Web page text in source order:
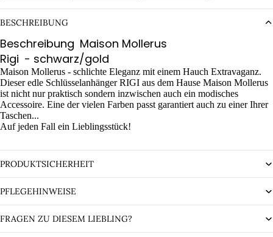
BESCHREIBUNG
Beschreibung Maison Mollerus
Rigi - schwarz/gold
Maison Mollerus - schlichte Eleganz mit einem Hauch Extravaganz.
Dieser edle Schlüsselanhänger RIGI aus dem Hause Maison Mollerus
ist nicht nur praktisch sondern inzwischen auch ein modisches
Accessoire. Eine der vielen Farben passt garantiert auch zu einer Ihrer
Taschen...
Auf jeden Fall ein Lieblingsstück!
PRODUKTSICHERHEIT
PFLEGEHINWEISE
FRAGEN ZU DIESEM LIEBLING?